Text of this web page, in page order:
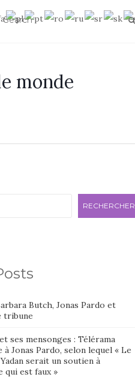
monde
RECHERCHER
Butch, Jonas Pardo et
tribune
ses mensonges : Télérama
Jonas Pardo, selon lequel « Le
serait un soutien à
qui est faux »